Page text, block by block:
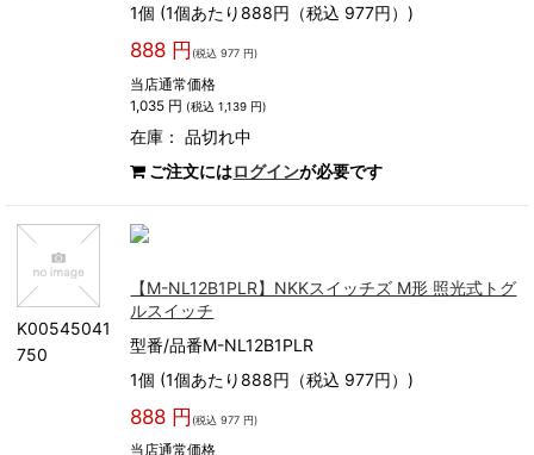
1個 (1個あたり888円（税込 977円）)
888 円 (税込 977 円)
当店通常価格
1,035 円 (税込 1,139 円)
在庫：品切れ中
ご注文にはログインが必要です
K00545041
750
【M-NL12B1PLR】NKKスイッチズ M形 照光式トグ
ルスイッチ
型番/品番M-NL12B1PLR
1個 (1個あたり888円（税込 977円）)
888 円 (税込 977 円)
当店通常価格